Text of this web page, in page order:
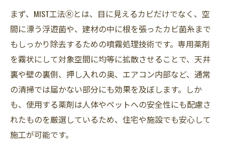
まず、MIST工法Ⓡとは、目に見えるカビだけでなく、空
間に漂う浮遊菌や、建材の中に根を張ったカビ菌糸まで
もしっかり除去するための噴霧処理技術です。専用薬剤
を霧状にして対象空間に均等に拡散させることで、天井
裏や壁の裏側、押し入れの奥、エアコン内部など、通常
の清掃では届かない部分にも効果を及ぼします。しか
も、使用する薬剤は人体やペットへの安全性にも配慮さ
れたものを厳選しているため、住宅や施設でも安心して
施工が可能です。